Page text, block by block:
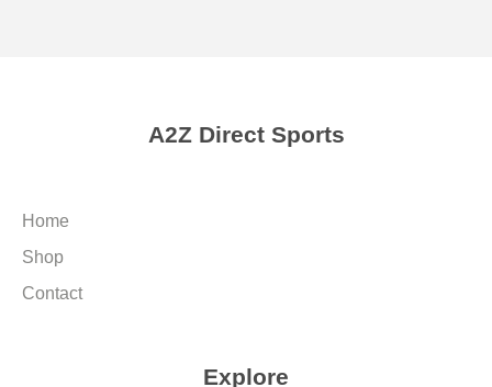
A2Z Direct Sports
Home
Shop
Contact
Explore